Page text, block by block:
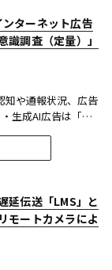
ターネット広告
識調査（定量）」
知や通報状況、広告
生成AI広告は「条
権利処理など、透
イプとも70％の認
方、通報経...
延伝送「LMS」と
モートカメラによ